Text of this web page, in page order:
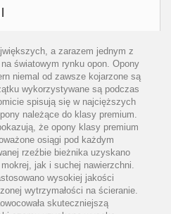
a zarazem jednym z
światowym rynku opon. Opony
niemal od zawsze kojarzone są
wykorzystywane są podczas
spisują się w najcięższych
należące do klasy premium.
że opony klasy premium
osiągi pod każdym
rzeźbie bieżnika uzyskano
jak i suchej nawierzchni.
wysokiej jakości
wytrzymałości na ścieranie.
skuteczniejszą